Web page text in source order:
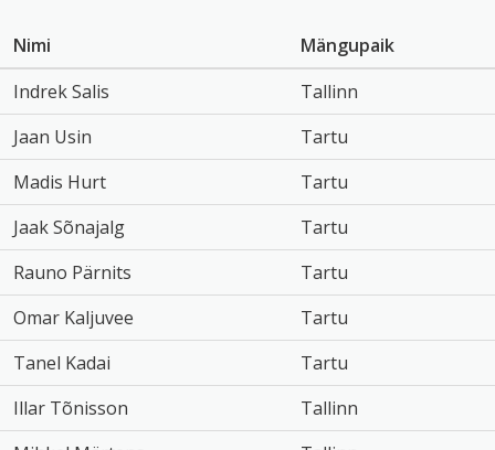
Nimi
Mängupaik
Indrek Salis
Tallinn
Jaan Usin
Tartu
Madis Hurt
Tartu
Jaak Sõnajalg
Tartu
Rauno Pärnits
Tartu
Omar Kaljuvee
Tartu
Tanel Kadai
Tartu
Illar Tõnisson
Tallinn